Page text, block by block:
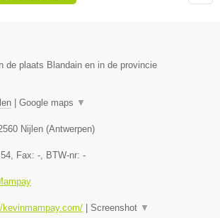
de plaats Blandain en in de provincie
| Google maps ▼
Nijlen (Antwerpen)
, Fax: - , BTW-nr: -
kevinmampay.com/ | Screenshot ▼